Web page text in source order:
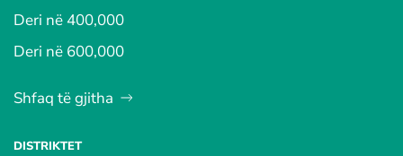
Deri në 400,000
Deri në 600,000
Shfaq të gjitha
DISTRIKTET